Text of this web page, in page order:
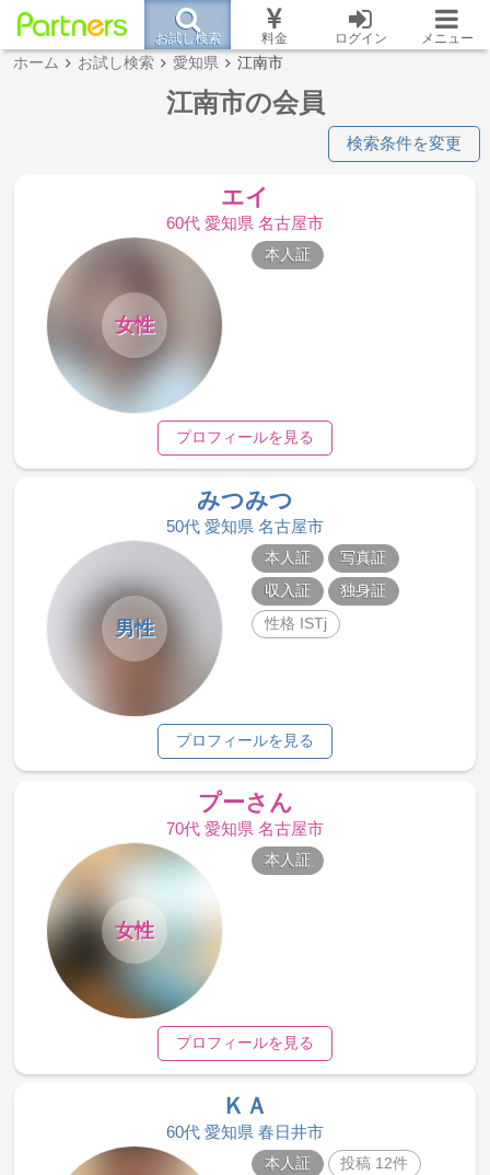
お試し検索 料金 ログイン メニュー
ホーム お試し検索 愛知県 江南市
江南市の会員
検索条件を変更
エイ
60代 愛知県 名古屋市
女性
本人証
プロフィールを見る
みつみつ
50代 愛知県 名古屋市
男性
本人証
写真証
収入証
独身証
性格 ISTj
プロフィールを見る
プーさん
70代 愛知県 名古屋市
女性
本人証
プロフィールを見る
ＫＡ
60代 愛知県 春日井市
本人証
投稿 12件